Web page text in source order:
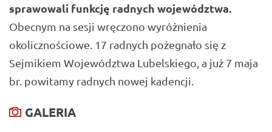
sprawowali funkcję radnych województwa.
Obecnym na sesji wręczono wyróżnienia
okolicznościowe. 17 radnych pożegnało się z
Sejmikiem Województwa Lubelskiego, a już 7 maja
br. powitamy radnych nowej kadencji.
GALERIA